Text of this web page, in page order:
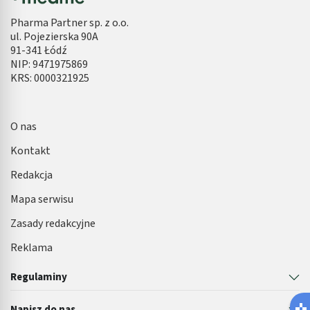
Pharma Partner sp. z o.o.
ul. Pojezierska 90A
91-341 Łódź
NIP: 9471975869
KRS: 0000321925
Regulaminy
O nas
Kontakt
Redakcja
Mapa serwisu
Zasady redakcyjne
Reklama